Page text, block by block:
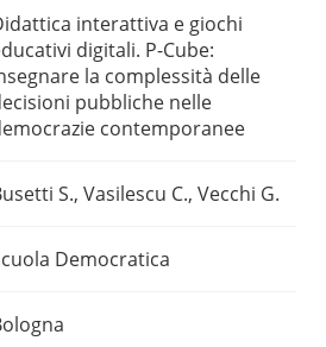
interattiva e giochi
digitali. P-Cube:
la complessità delle
pubbliche nelle
contemporanee
S., Vasilescu C., Vecchi G.
Democratica